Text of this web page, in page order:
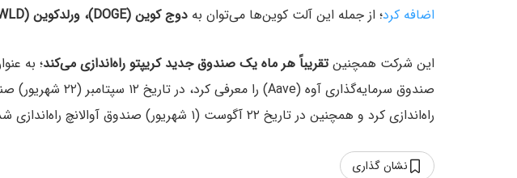
اضافه کرد؛ از جمله این آلت کوین‌ها می‌توان به دوج کوین (DOGE)، ورلدکوین (WLD) و ژوپیتر (JUP)
این شرکت همچنینتقریباً هر ماه یک صندوق جدید کریپتو راه‌اندازی می‌کند
راه‌اندازی کرد و همچنین در تاریخ ۲۲ آگوست (۱ شهریور) صندوق آوالانچ راه‌اندازی شد.
نشان گذاری